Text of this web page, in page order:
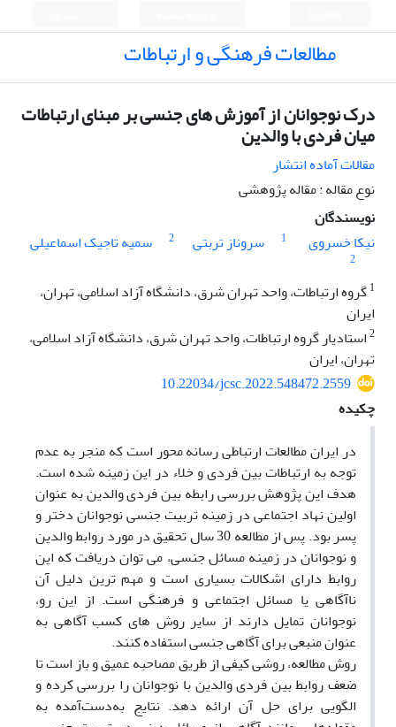
مطالعات فرهنگی و ارتباطات
درک نوجوانان از آموزش های جنسی بر مبنای ارتباطات
میان فردی با والدین
مقالات آماده انتشار
نوع مقاله : مقاله پژوهشی
نویسندگان
نیکا خسروی
1 سروناز تربتی 2 سمیه تاجیک اسماعیلی
2
1گروه ارتباطات، واحد تهران شرق، دانشگاه آزاد اسلامی، تهران،
ایران
2استادیار گروه ارتباطات، واحد تهران شرق، دانشگاه آزاد اسلامی،
تهران، ایران
10.22034/jcsc.2022.548472.2559
چکیده
در ایران مطالعات ارتباطی رسانه محور است که منجر به عدم
توجه به ارتباطات بین فردی و خلاء در این زمینه شده است.
هدف این پژوهش بررسی رابطه بین فردی والدین به عنوان
اولین نهاد اجتماعی در زمینه تربیت جنسی نوجوانان دختر و
پسر بود. پس از مطالعه 30 سال تحقیق در مورد روابط والدین
و نوجوانان در زمینه مسائل جنسی، می توان دریافت که این
روابط دارای اشکالات بسیاری است و مهم ترین دلیل آن
ناآگاهی یا مسائل اجتماعی و فرهنگی است. از این رو،
نوجوانان تمایل دارند از سایر روش های کسب آگاهی به
عنوان منبعی برای آگاهی جنسی استفاده کنند.
روش مطالعه، روشی کیفی از طریق مصاحبه عمیق و باز است تا
ضعف روابط بین فردی والدین با نوجوانان را بررسی کرده و
الگویی برای حل آن ارائه دهد. نتایج به‌دست‌آمده به